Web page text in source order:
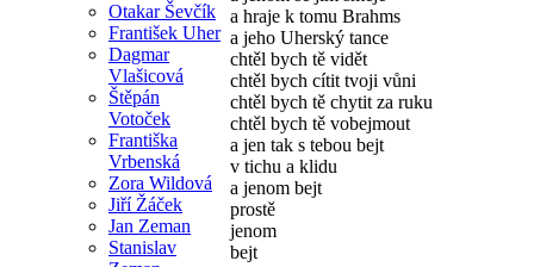
Otakar Ševčík
František Uher
Dagmar
Vlašicová
Štěpán
Votoček
Františka
Vrbenská
Zora Wildová
Jiří Žáček
Jan Zeman
Stanislav
a hraje k tomu Brahms
a jeho Uherský tance
chtěl bych tě vidět
chtěl bych cítit tvoji vůni
chtěl bych tě chytit za ruku
chtěl bych tě vobejmout
a jen tak s tebou bejt
v tichu a klidu
a jenom bejt
prostě
jenom
bejt